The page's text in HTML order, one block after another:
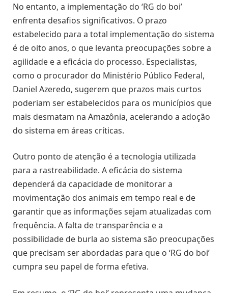
No entanto, a implementação do ‘RG do boi’
enfrenta desafios significativos. O prazo
estabelecido para a total implementação do sistema
é de oito anos, o que levanta preocupações sobre a
agilidade e a eficácia do processo. Especialistas,
como o procurador do Ministério Público Federal,
Daniel Azeredo, sugerem que prazos mais curtos
poderiam ser estabelecidos para os municípios que
mais desmatam na Amazônia, acelerando a adoção
do sistema em áreas críticas.
Outro ponto de atenção é a tecnologia utilizada
para a rastreabilidade. A eficácia do sistema
dependerá da capacidade de monitorar a
movimentação dos animais em tempo real e de
garantir que as informações sejam atualizadas com
frequência. A falta de transparência e a
possibilidade de burla ao sistema são preocupações
que precisam ser abordadas para que o ‘RG do boi’
cumpra seu papel de forma efetiva.